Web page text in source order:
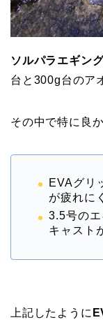
ソルパラエギン
台と300g台のア
その中で特に良
EVAグリ
が疲れに
3.5号の
キャスト
上記したように